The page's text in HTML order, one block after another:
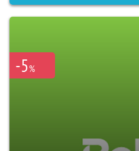
-5%